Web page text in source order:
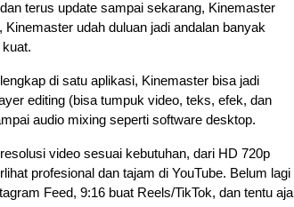
terus update sampai sekarang, Kinemaster
udah duluan jadi andalan banyak
di satu aplikasi, Kinemaster bisa jadi
editing (bisa tumpuk video, teks, efek, dan
audio mixing seperti software desktop.
video sesuai kebutuhan, dari HD 720p
profesional dan tajam di YouTube. Belum lagi
Feed, 9:16 buat Reels/TikTok, dan tentu aja